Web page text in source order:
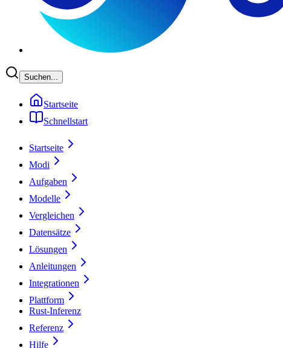
Suchen...
Startseite
Schnellstart
Startseite
Modi
Aufgaben
Modelle
Vergleichen
Datensätze
Lösungen
Anleitungen
Integrationen
Plattform
Rust-Inferenz
Referenz
Hilfe